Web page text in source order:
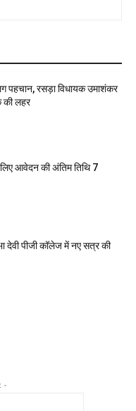
पहचान, रसड़ा विधायक उमाशंकर
की लहर
आवेदन की अंतिम तिथि 7
देवी पीजी कॉलेज में नए सत्र की
-